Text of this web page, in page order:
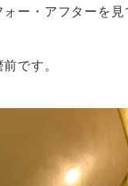
ー・アフターを見
です。